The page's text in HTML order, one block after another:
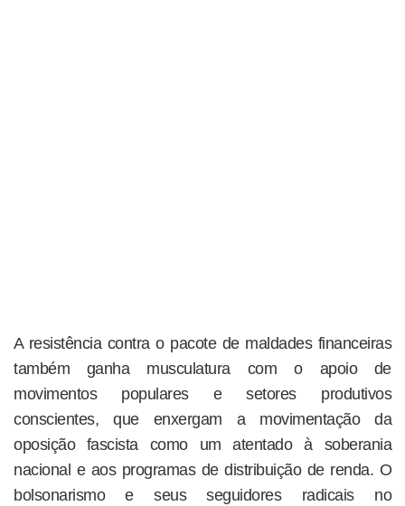
A resistência contra o pacote de maldades financeiras
também ganha musculatura com o apoio de
movimentos populares e setores produtivos
conscientes, que enxergam a movimentação da
oposição fascista como um atentado à soberania
nacional e aos programas de distribuição de renda. O
bolsonarismo e seus seguidores radicais no